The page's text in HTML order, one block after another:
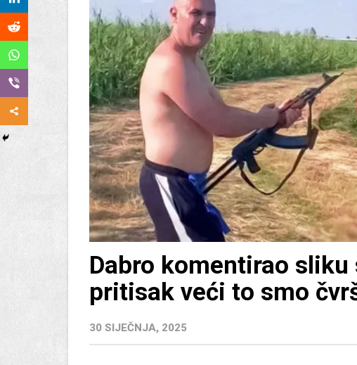
Dabro komentirao sliku
pritisak veći to smo
30 SIJEČNJA, 2025